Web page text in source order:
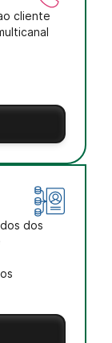
cliente
dos